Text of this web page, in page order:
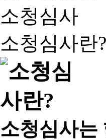
소청심사
소청심사란?
소청심사는